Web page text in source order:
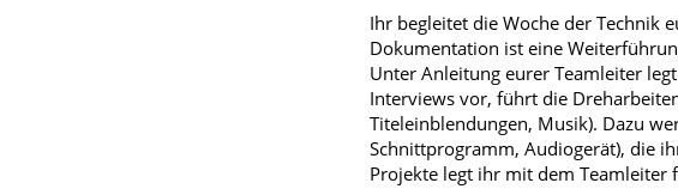
Ihr begleitet die Woche der Technik
Dokumentation ist eine
Unter Anleitung eurer Teamleiter
Interviews vor, führt die
Titeleinblendungen, Musik). Dazu
Schnittprogramm, Audiogerät), die
Projekte legt ihr mit dem Teamleiter